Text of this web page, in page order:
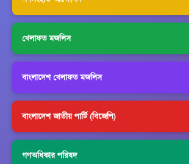
খেলাফত মজলিস
বাংলাদেশ খেলাফত মজলিস
বাংলাদেশ জাতীয় পার্টি (বিজেপি)
গণঅধিকার পরিষদ